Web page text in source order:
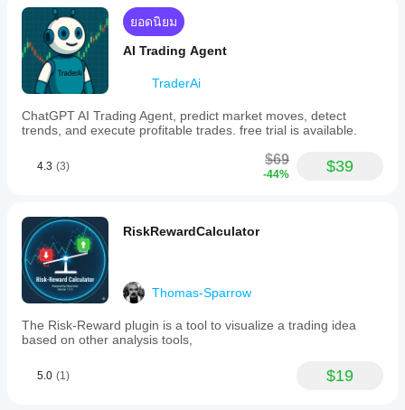
ยอดนิยม
AI Trading Agent
TraderAi
ChatGPT AI Trading Agent, predict market moves, detect
trends, and execute profitable trades. free trial is available.
4.3 (3) $69
-44% $39
RiskRewardCalculator
Thomas-Sparrow
The Risk-Reward plugin is a tool to visualize a trading idea
based on other analysis tools,
5.0 (1) $19